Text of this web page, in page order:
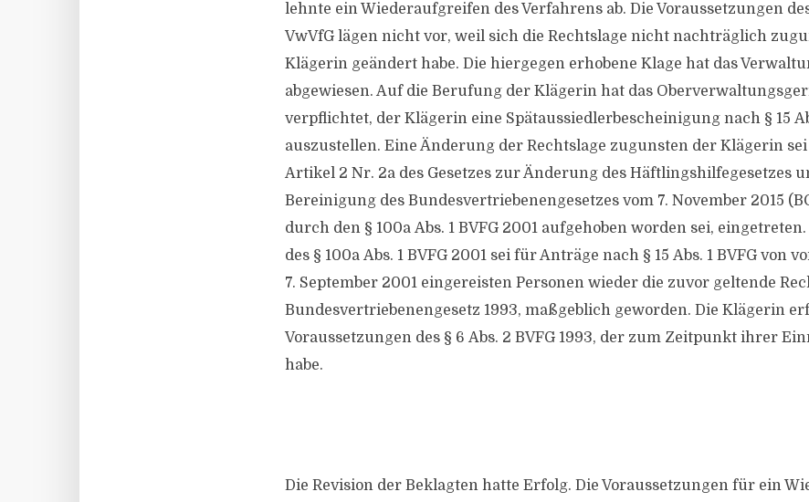
lehnte ein Wiederaufgreifen des Verfahrens ab. Die Voraussetzungen des
VwVfG lägen nicht vor, weil sich die Rechtslage nicht nachträglich
Klägerin geändert habe. Die hiergegen erhobene Klage hat das
abgewiesen. Auf die Berufung der Klägerin hat das
verpflichtet, der Klägerin eine Spätaussiedlerbescheinigung nach § 15
auszustellen. Eine Änderung der Rechtslage zugunsten der Klägerin
Artikel 2 Nr. 2a des Gesetzes zur Änderung des Häftlingshilfegesetzes
Bereinigung des Bundesvertriebenengesetzes vom 7. November 2015
durch den § 100a Abs. 1 BVFG 2001 aufgehoben worden sei,
des § 100a Abs. 1 BVFG 2001 sei für Anträge nach § 15 Abs. 1 BVFG von
7. September 2001 eingereisten Personen wieder die zuvor geltende
Bundesvertriebenengesetz 1993, maßgeblich geworden. Die Klägerin
Voraussetzungen des § 6 Abs. 2 BVFG 1993, der zum Zeitpunkt ihrer
habe.
Die Revision der Beklagten hatte Erfolg. Die Voraussetzungen für ein